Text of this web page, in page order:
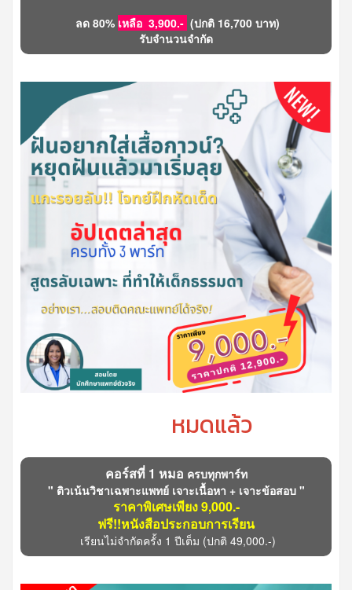
ลด 80% เหลือ 3,900.- (ปกติ 16,700 บาท)
รับจำนวนจำกัด
หมดแล้ว
คอร์สที่ 1 หมอ ครบทุกพาร์ท
" ติวเน้นวิชาเฉพาะแพทย์ เจาะเนื้อหา + เจาะข้อสอบ "
ราคาพิเศษเพียง 9,000.-
ฟรี!!หนังสือประกอบการเรียน
เรียนไม่จำกัดครั้ง 1 ปีเต็ม (ปกติ 49,000.-)